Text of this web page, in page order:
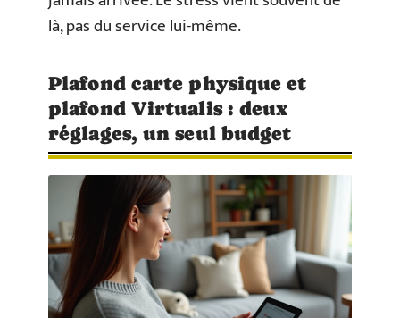
là, pas du service lui-même.
Plafond carte physique et
plafond Virtualis : deux
réglages, un seul budget